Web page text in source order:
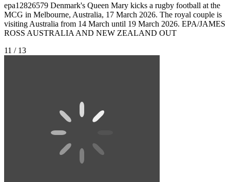
epa12826579 Denmark's Queen Mary kicks a rugby football at the
MCG in Melbourne, Australia, 17 March 2026. The royal couple is
visiting Australia from 14 March until 19 March 2026. EPA/JAMES
ROSS AUSTRALIA AND NEW ZEALAND OUT
11 / 13